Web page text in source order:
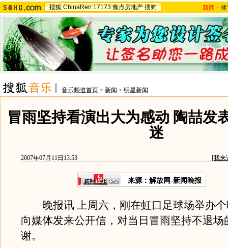
搜狐 ChinaRen 17173 焦点房地产 搜狗 新闻 -
音乐频道首页 > 新闻 > 明星新闻
冒雨坚持看演出大为感动 陶喆发
迷
2007年07月11日13:53 [我来
来源：解放网-新闻晚报
晚报讯 上周六，刚在虹口足球场举办个
向媒体发来公开信，对当日冒雨坚持不退场
谢。